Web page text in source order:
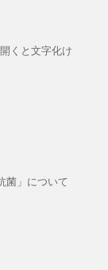
くと文字化け
菌」について